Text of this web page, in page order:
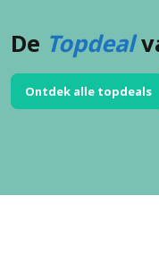
De Topdeal
Ontdek alle topdeals